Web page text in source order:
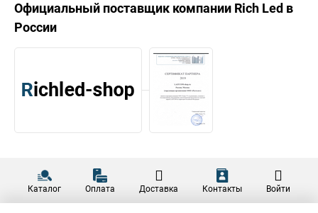
Официальный поставщик компании Rich Led в
России
Каталог Оплата Доставка Контакты Войти